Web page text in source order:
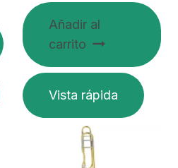
Añadir al
carrito
Vista rápida